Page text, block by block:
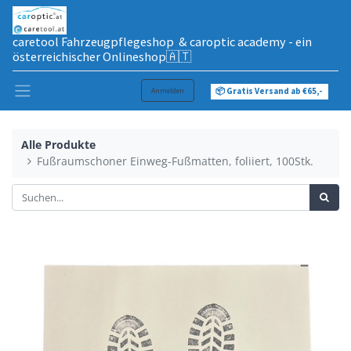
caretool Fahrzeugpflegeshop & caroptic academy - ein
österreichischer Onlineshop🇦🇹
Anmelden 📦 Gratis Versand ab €65,-
Alle Produkte
Fußraumschoner Einweg-Fußmatten, foliiert, 100Stk.